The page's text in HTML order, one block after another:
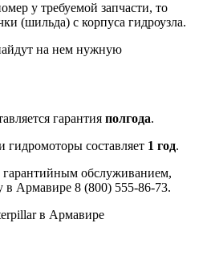
у требуемой запчасти, то
(шильда) с корпуса гидроузла.
на нем нужную
гарантия полгода.
гидромоторы составляет 1 год.
обслуживанием,
в Армавире 8 (800) 555-86-73.
в Армавире